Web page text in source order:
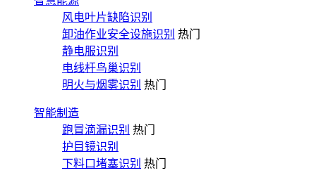
风电叶片缺陷识别
卸油作业安全设施识别 热门
静电服识别
电线杆鸟巢识别
明火与烟雾识别 热门
智能制造
跑冒滴漏识别 热门
护目镜识别
下料口堵塞识别 热门